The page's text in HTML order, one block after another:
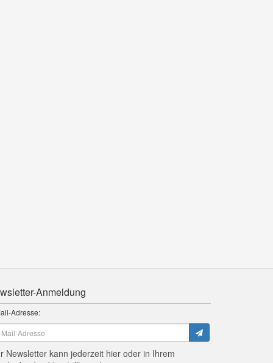
Anmeldung
Adresse:
Newsletter kann jederzeit hier oder in Ihrem